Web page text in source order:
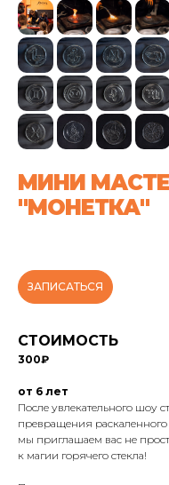
МИНИ
"МОНЕТКА"
ЗАПИСАТЬСЯ
СТОИМОСТЬ
300₽
от 6 лет
После увлекательного шоу
превращения
мы приглашаем вас не
к магии горячего стекла!